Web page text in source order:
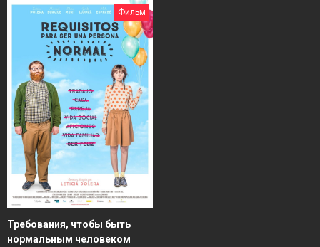
Фильм
Требования, чтобы быть
нормальным человеком